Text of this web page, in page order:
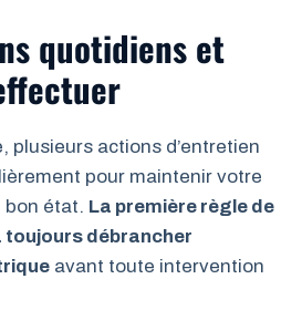
quotidiens et
plusieurs actions d’entretien
pour maintenir votre
bon état. La première règle de
débrancher
avant toute intervention